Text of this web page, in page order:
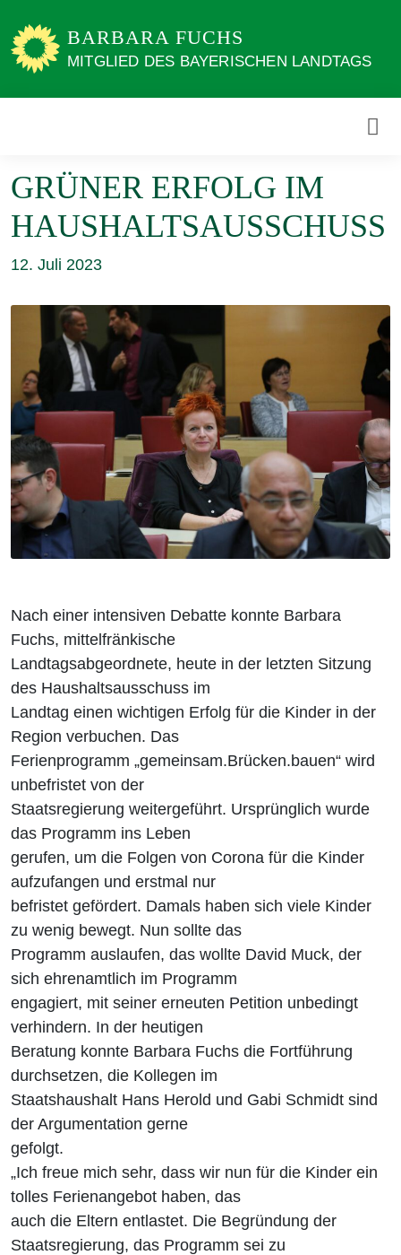
zum
Inhalt
BARBARA FUCHS
MITGLIED DES BAYERISCHEN LANDTAGS
GRÜNER ERFOLG IM
HAUSHALTSAUSSCHUSS
12. Juli 2023
Nach einer intensiven Debatte konnte Barbara
Fuchs, mittelfränkische
Landtagsabgeordnete, heute in der letzten Sitzung
des Haushaltsausschuss im
Landtag einen wichtigen Erfolg für die Kinder in der
Region verbuchen. Das
Ferienprogramm „gemeinsam.Brücken.bauen“ wird
unbefristet von der
Staatsregierung weitergeführt. Ursprünglich wurde
das Programm ins Leben
gerufen, um die Folgen von Corona für die Kinder
aufzufangen und erstmal nur
befristet gefördert. Damals haben sich viele Kinder
zu wenig bewegt. Nun sollte das
Programm auslaufen, das wollte David Muck, der
sich ehrenamtlich im Programm
engagiert, mit seiner erneuten Petition unbedingt
verhindern. In der heutigen
Beratung konnte Barbara Fuchs die Fortführung
durchsetzen, die Kollegen im
Staatshaushalt Hans Herold und Gabi Schmidt sind
der Argumentation gerne
gefolgt.
„Ich freue mich sehr, dass wir nun für die Kinder ein
tolles Ferienangebot haben, das
auch die Eltern entlastet. Die Begründung der
Staatsregierung, das Programm sei zu